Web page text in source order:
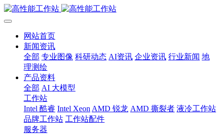
网站首页
新闻资讯
全部 专业图像 科研动态 AI资讯 企业资讯 行业新闻 地
理测绘
产品资料
全部 AI 大模型
工作站
Intel 酷睿 Intel Xeon AMD 锐龙 AMD 撕裂者 液冷工作站
品牌工作站 工作站配件
服务器